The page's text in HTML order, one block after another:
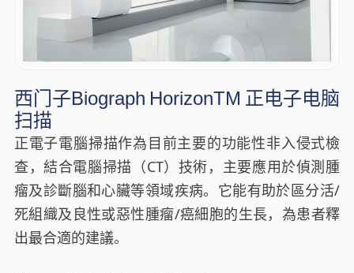
西门子Biograph HorizonTM 正电子电脑
扫描
正電子電腦掃描作為目前主要的功能性非入侵式檢
查，結合電腦掃描（CT）技術，主要應用於偵測腫
瘤及診斷腦和心臟等領域疾病。它能有助於區分活/
死組織及良性或惡性腫瘤/癌細胞的生長，為患者釋
出最合適的建議。